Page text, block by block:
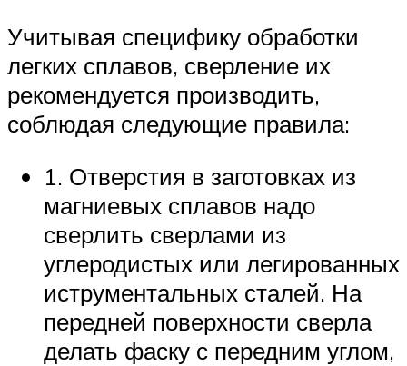
Учитывая специфику обработки
легких сплавов, сверление их
рекомендуется производить,
соблюдая следующие правила:
1. Отверстия в заготовках из
магниевых сплавов надо
сверлить сверлами из
углеродистых или легированных
иструментальных сталей. На
передней поверхности сверла
делать фаску с передним углом,